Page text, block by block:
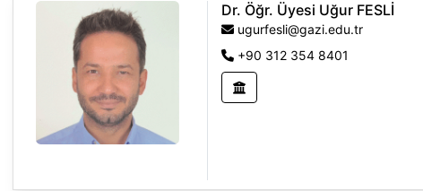
Dr. Öğr. Üyesi Uğur FESLİ
ugurfesli@gazi.edu.tr
+90 312 354 8401